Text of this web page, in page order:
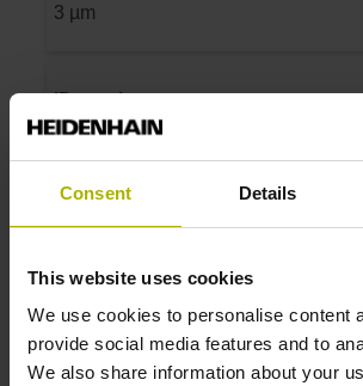
Consent Details
This website uses cookies
We use cookies to personalise content
provide social media features and to
We also share information about your
3 µm
ID number:
1300303-03
Product:
Linear scale LIF 401R 120 G0 3.0 ML/2 .. OK
120 mm